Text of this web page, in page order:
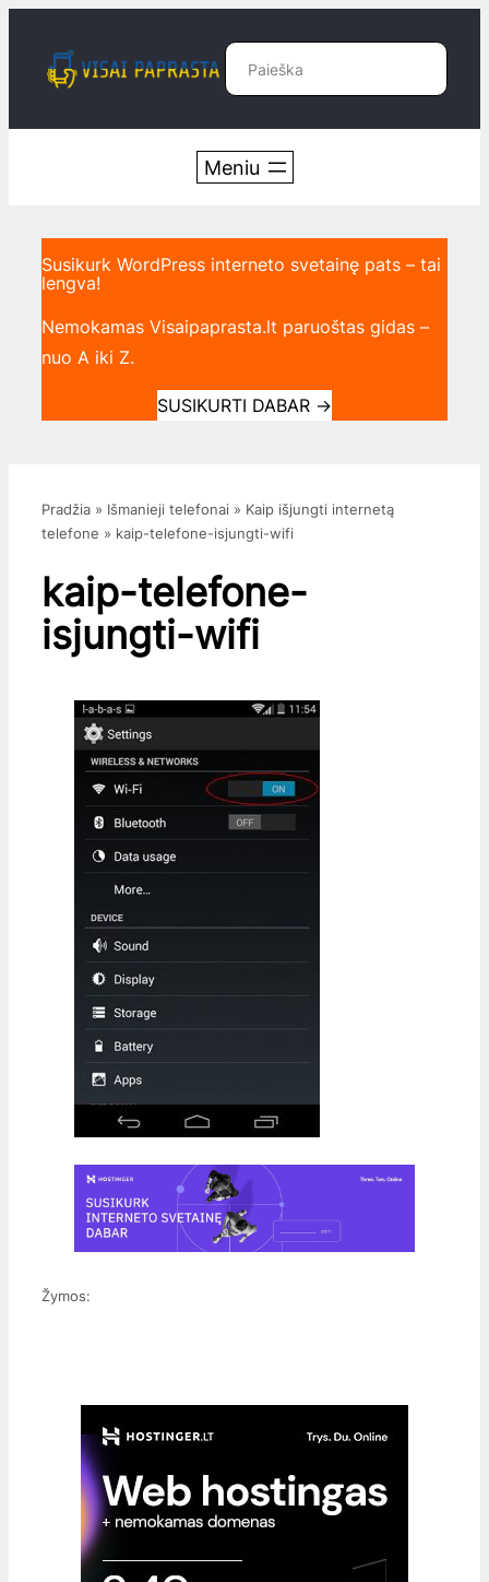
turinio
Paieška
Susikurk WordPress interneto svetainę pats – tai
lengva!
Nemokamas Visaipaprasta.lt paruoštas gidas –
nuo A iki Z.
SUSIKURTI DABAR →
Pradžia » Išmanieji telefonai » Kaip išjungti internetą
telefone » kaip-telefone-isjungti-wifi
kaip-telefone-
isjungti-wifi
Žymos: